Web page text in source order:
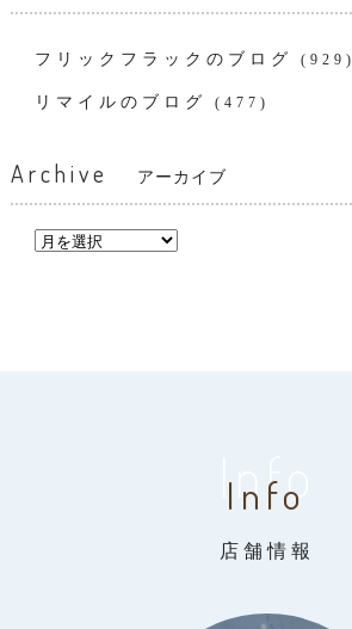
フリックフラックのブログ (929)
リマイルのブログ (477)
Archive アーカイブ
Info
Info
店舗情報